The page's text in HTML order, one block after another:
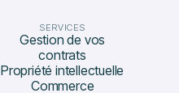
SERVICES
Gestion de vos
contrats
Propriété intellectuelle
Commerce